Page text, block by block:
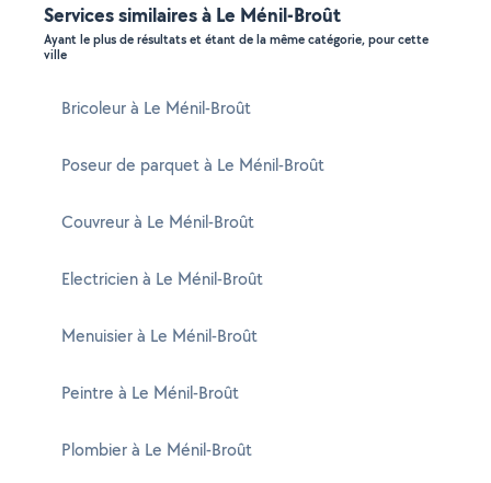
Services similaires à Le Ménil-Broût
Ayant le plus de résultats et étant de la même catégorie, pour cette
ville
Bricoleur à Le Ménil-Broût
Poseur de parquet à Le Ménil-Broût
Couvreur à Le Ménil-Broût
Electricien à Le Ménil-Broût
Menuisier à Le Ménil-Broût
Peintre à Le Ménil-Broût
Plombier à Le Ménil-Broût